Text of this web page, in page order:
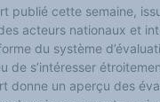
publié cette semaine,
acteurs nationaux et
du système
de s’intéresser
donne un aperçu des